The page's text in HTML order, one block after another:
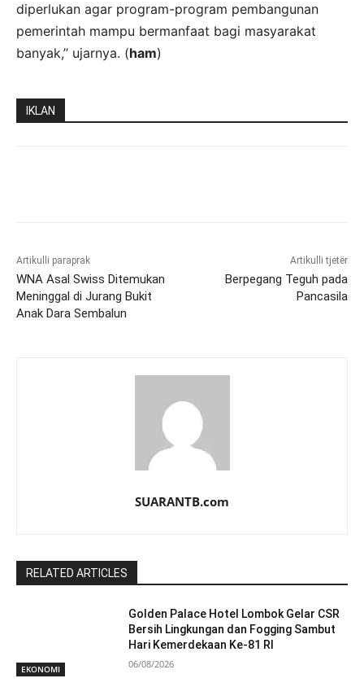
diperlukan agar program-program pembangunan
pemerintah mampu bermanfaat bagi masyarakat
banyak,’’ ujarnya. (ham)
IKLAN
Artikulli paraprak
WNA Asal Swiss Ditemukan
Meninggal di Jurang Bukit
Anak Dara Sembalun
Artikulli tjetër
Berpegang Teguh pada
Pancasila
SUARANTB.com
RELATED ARTICLES
EKONOMI
Golden Palace Hotel Lombok Gelar CSR
Bersih Lingkungan dan Fogging Sambut
Hari Kemerdekaan Ke-81 RI
06/08/2026